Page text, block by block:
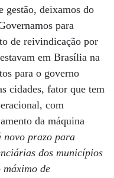
gestão, deixamos do
para
de reivindicação por
em Brasília na
para o governo
cidades, fator que tem
com
da máquina
novo prazo para
dos municípios
máximo de